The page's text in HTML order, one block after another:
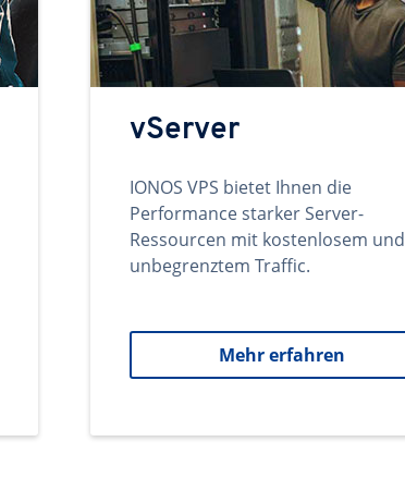
vServer
IONOS VPS bietet Ihnen die
Performance starker Server-
Ressourcen mit kostenlosem und
unbegrenztem Traffic.
Mehr erfahren